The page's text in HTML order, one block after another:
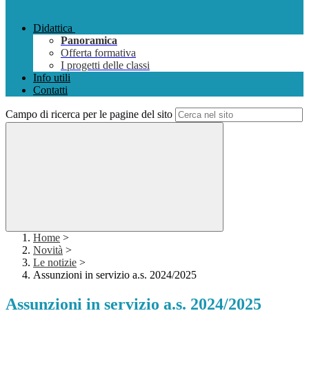
Didattica
Panoramica
Offerta formativa
I progetti delle classi
Info utili
Contatti
Campo di ricerca per le pagine del sito
Home >
Novità >
Le notizie >
Assunzioni in servizio a.s. 2024/2025
Assunzioni in servizio a.s. 2024/2025